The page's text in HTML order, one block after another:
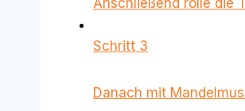
Anschließend rolle die
Schritt 3
Danach mit